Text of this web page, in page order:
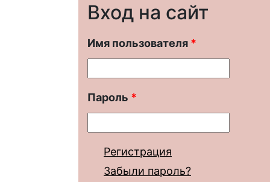
Вход на сайт
Имя пользователя *
Пароль *
Регистрация
Забыли пароль?